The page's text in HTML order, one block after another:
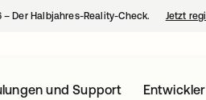
Der Halbjahres-Reality-Check. Jetzt
und Support Entwickler